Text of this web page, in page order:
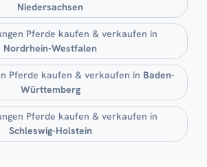
Niedersachsen
Pferde kaufen & verkaufen in
Nordrhein-Westfalen
Pferde kaufen & verkaufen in Baden-
Württemberg
Pferde kaufen & verkaufen in
Schleswig-Holstein